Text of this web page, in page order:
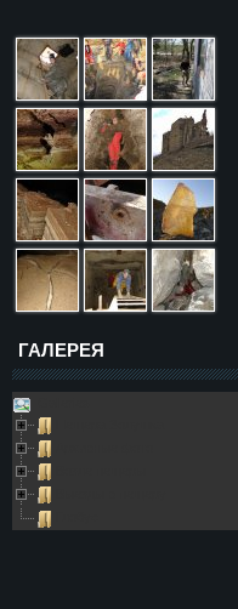
ГАЛЕРЕЯ